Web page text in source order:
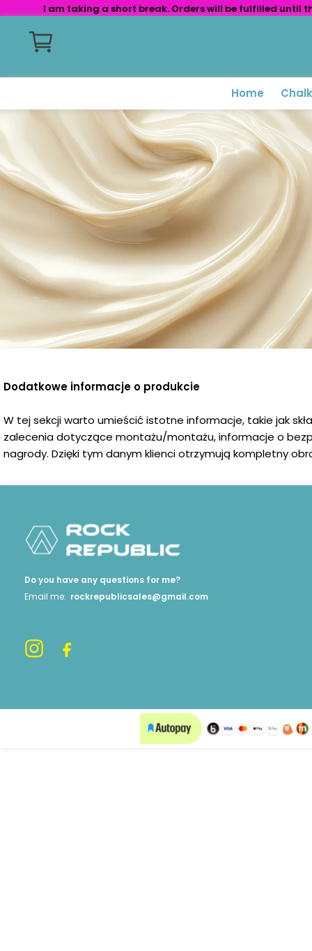
I am taking a short break. Orders will be fulfilled until
Home
Dodatkowe informacje o produkcie
W tej sekcji warto umieścić istotne informacje, takie jak
zalecenia dotyczące montażu/montażu, informacje o
nagrody. Dzięki tym danym klienci otrzymują kompletny
Do you have any questions for me?
Email me: rockrepublicsales@gmail.com